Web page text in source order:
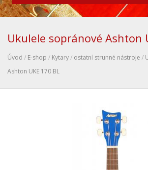
Ukulele sopránové Ashton
Úvod / E-shop / Kytary/ ostatní strunné nástroje /
Ashton UKE 170 BL